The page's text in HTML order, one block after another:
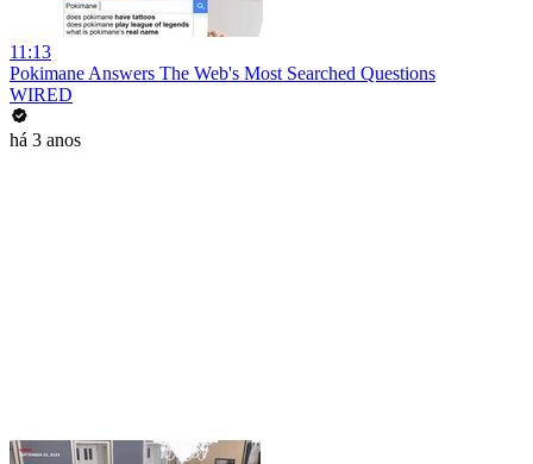
11:13
Pokimane Answers The Web's Most Searched Questions
WIRED
há 3 anos